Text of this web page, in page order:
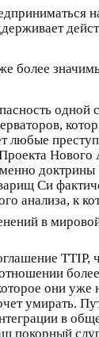
любые
Нового
доктрины
Си
анализа, к
в
они уже
умирать.
в
покорный